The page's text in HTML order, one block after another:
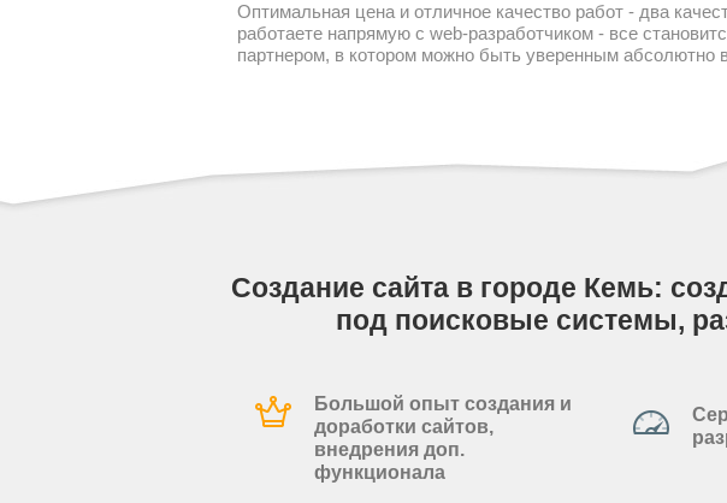
Оптимальная цена и отличное качество работ - два
работаете напрямую с web-разработчиком - все
партнером, в котором можно быть уверенным абсолютно
Создание сайта в городе Кемь:
под поисковые системы,
Большой опыт создания и
доработки сайтов,
внедрения доп.
функционала